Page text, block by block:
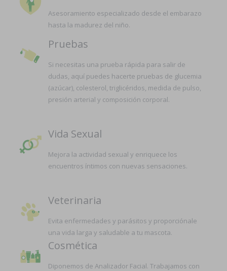
Asesoramiento especializado desde el embarazo
hasta la madurez del niño.
Pruebas
Si necesitas una prueba rápida para salir de
dudas, aquí puedes hacerte pruebas de glucemia
(azúcar), colesterol, triglicéridos, medida de pulso,
presión arterial y composición corporal.
Vida Sexual
Mejora la actividad sexual y enriquece los
encuentros íntimos con nuevas sensaciones.
Veterinaria
Evita enfermedades y parásitos y proporciónale
una vida larga y saludable a tu mascota.
Cosmética
Diponemos de Analizador Facial. Trabajamos con